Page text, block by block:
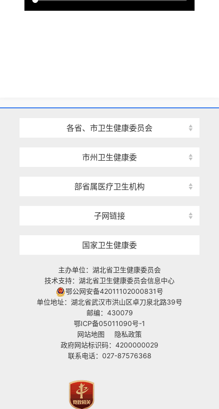
各省、市卫生健康委员会
市州卫生健康委
部省属医疗卫生机构
子网链接
国家卫生健康委
主办单位：湖北省卫生健康委员会
技术支持：湖北省卫生健康委员会信息中心
鄂公网安备42011102000831号
单位地址：湖北省武汉市洪山区卓刀泉北路39号
邮编：430079
鄂ICP备05011090号-1
网站地图
隐私政策
政府网站标识码：4200000029
联系电话：027-87576368